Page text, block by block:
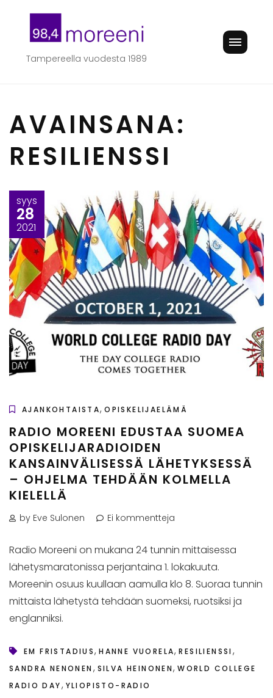
content
Tampereella vuodesta 1989
AVAINSANA:
RESILIENSSI
syys
28
2021
AJANKOHTAISTA,OPISKELIJAELÄMÄ
RADIO MOREENI EDUSTAA SUOMEA
OPISKELIJARADIOIDEN
KANSAINVÄLISESSÄ LÄHETYKSESSÄ
– OHJELMA TEHDÄÄN KOLMELLA
KIELELLÄ
by Eve Sulonen Ei kommentteja
Radio Moreeni on mukana 24 tunnin mittaisessa
lähetysmaratonissa perjantaina 1. lokakuuta.
Moreenin osuus kuullaan aamulla klo 8. Suoraa tunnin
mittaista lähetystä tehdään suomeksi, ruotsiksi ja
englanniksi.
EM FRISTADIUS,HANNE VUORELA,RESILIENSSI,
SANDRA NENONEN , SILVA HEINONEN,WORLD COLLEGE
RADIO DAY, YLIOPISTO-RADIO